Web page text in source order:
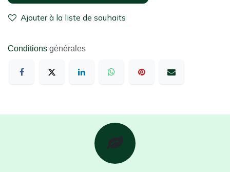
Ajouter à la liste de souhaits
Conditions générales